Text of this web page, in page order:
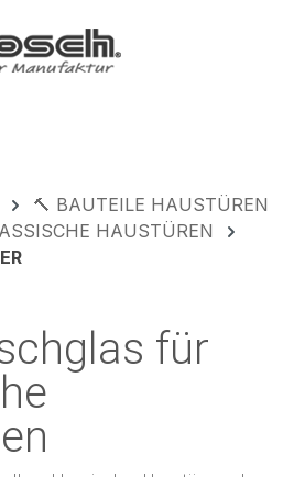
🔨 BAUTEILE HAUSTÜREN
HAUSTÜREN
für